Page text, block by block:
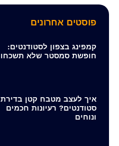
פוסטים אחרונים
קמפינג בצפון לסטודנטים:
חופשת סמסטר שלא תשכחו
איך לעצב מטבח קטן בדירת
סטודנטים? רעיונות חכמים
ונוחים